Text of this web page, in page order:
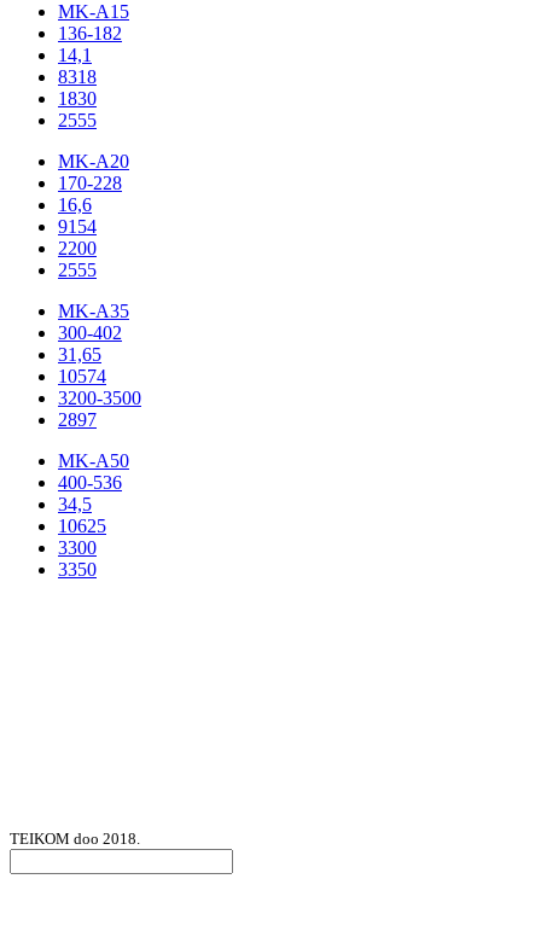
MK-A15
136-182
14,1
8318
1830
2555
MK-A20
170-228
16,6
9154
2200
2555
MK-A35
300-402
31,65
10574
3200-3500
2897
MK-A50
400-536
34,5
10625
3300
3350
TEIKOM doo 2018.